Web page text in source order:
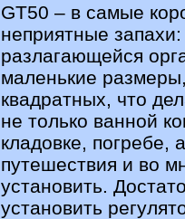
GT50 – в самые
неприятные
разлагающейся
маленькие
квадратных, что
не только ванной
кладовке, погребе,
путешествия и во
установить.
установить